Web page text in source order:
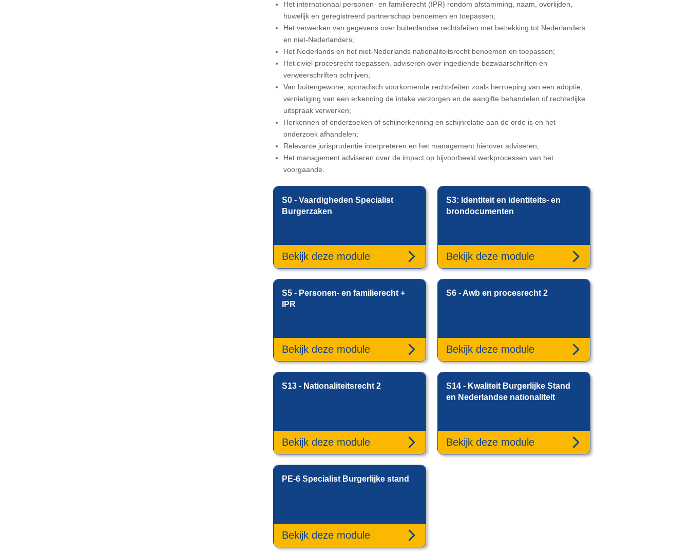
Het internationaal personen- en familierecht (IPR) rondom afstamming, naam, overlijden,
huwelijk en geregistreerd partnerschap benoemen en toepassen;
Het verwerken van gegevens over buitenlandse rechtsfeiten met betrekking tot Nederlanders
en niet-Nederlanders;
Het Nederlands en het niet-Nederlands nationaliteitsrecht benoemen en toepassen;
Het civiel procesrecht toepassen, adviseren over ingediende bezwaarschriften en
verweerschriften schrijven;
Van buitengewone, sporadisch voorkomende rechtsfeiten zoals herroeping van een adoptie,
vernietiging van een erkenning de intake verzorgen en de aangifte behandelen of rechterlijke
uitspraak verwerken;
Herkennen of onderzoeken of schijnerkenning en schijnrelatie aan de orde is en het
onderzoek afhandelen;
Relevante jurisprudentie interpreteren en het management hierover adviseren;
Het management adviseren over de impact op bijvoorbeeld werkprocessen van het
voorgaande.
S0 - Vaardigheden Specialist
Burgerzaken
Bekijk deze module
S3: Identiteit en identiteits- en
brondocumenten
Bekijk deze module
S5 - Personen- en familierecht +
IPR
Bekijk deze module
S6 - Awb en procesrecht 2
Bekijk deze module
S13 - Nationaliteitsrecht 2
Bekijk deze module
S14 - Kwaliteit Burgerlijke Stand
en Nederlandse nationaliteit
Bekijk deze module
PE-6 Specialist Burgerlijke stand
Bekijk deze module